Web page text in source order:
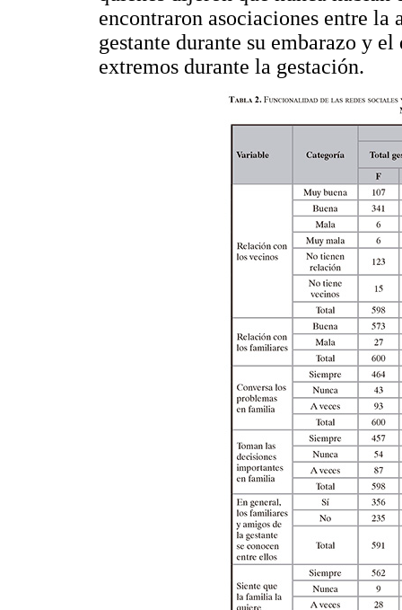
encontraron asociaciones entre
gestante durante su embarazo y
extremos durante la gestación.